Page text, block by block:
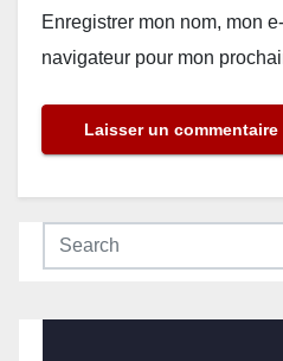
Enregistrer mon nom, mon
navigateur pour mon